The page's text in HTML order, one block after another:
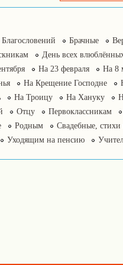
Благословений Брачные
День всех
На 23 февраля На 8
На Крещение Господне
На Троицу На Хануку
Отцу Первоклассникам
Родным Свадебные, стихи
Уходящим на пенсию